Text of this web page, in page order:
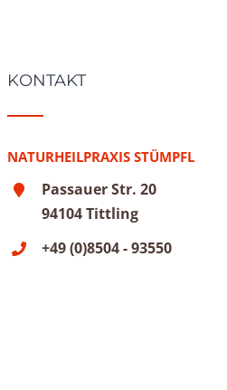
KONTAKT
NATURHEILPRAXIS STÜMPFL
Passauer Str. 20
94104 Tittling
+49 (0)8504 - 93550